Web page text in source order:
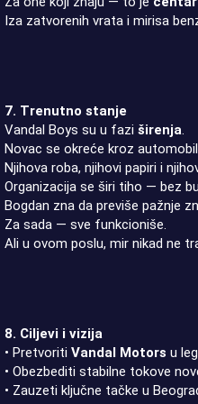
Iza zatvorenih vrata i mirisa
7. Trenutno stanje
Vandal Boys su u faziširenja.
Novac se okreće kroz
Njihova roba, njihovi papiri i
Organizacija se širi tiho — bez
Bogdan zna da previše pažnje
Za sada — sve funkcioniše.
Ali u ovom poslu, mir nikad ne
8. Ciljevi i vizija
• PretvoritiVandal Motors u
• Obezbediti stabilne tokove
• Zauzeti ključne tačke u